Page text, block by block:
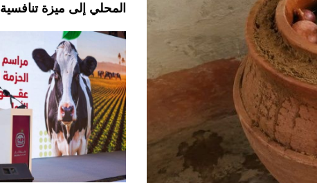
المحلي إلى ميزة تنافسية